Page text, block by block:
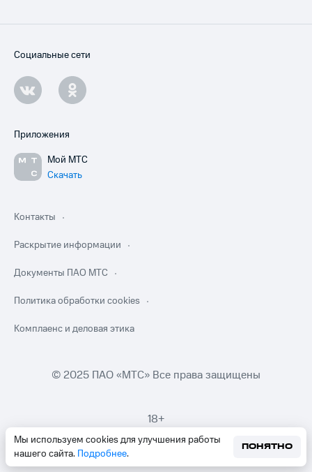
Мы используем cookies для улучшения работы
нашего сайта. Подробнее.
ПОНЯТНО
Социальные сети
Приложения
Мой МТС
Скачать
Контакты
Раскрытие информации
Документы ПАО МТС
Политика обработки cookies
Комплаенс и деловая этика
© 2025 ПАО «МТС» Все права защищены
18+